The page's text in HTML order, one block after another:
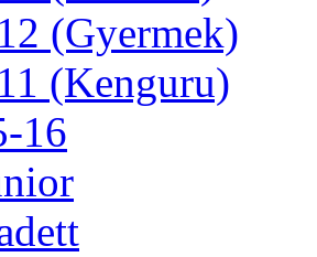
(Gyermek)
(Kenguru)
16